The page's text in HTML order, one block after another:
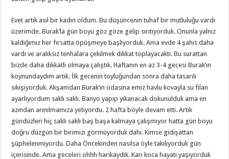
Evet artık asıl bir kadın oldum. Bu düşüncenin tuhaf bir mutluluğu vardı
üzerimde. Burak’la gün boyu göz göze gelip sırıtıyorduk. Onunla yalnız
kaldığımız her fırsatta öpüşmeye başlıyorduk. Ama evde 4 şahıs daha
vardı ve aralıksız tenhalara çekilmek dikkat toplayacaktı. Bu surattan
bizde daha dikkatli olmaya çalıştık. Haftanın en az 3-4 gecesi Burak’ın
koynundaydım artık. İlk gecenin toyluğundan sonra daha tasarılı
sikişiyorduk. Akşamdan Burak’ın odasına emiz havlu kovayla su filan
ayarlıyordum saklı saklı. Banyo yapıp yıkanacak dokunulduk ama en
azından arınılmamıza yetiyordu. 2 hafta böyle devam etti. Artık
gündüzleri hiç saklı saklı baş başa kalmaya çalışmıyor hatta gün boyu
doğru düzgün bir birimizi görmüyorduk dahi. Kimse gidişattan
şüphelenmiyordu. Daha Öncekinden nasılsa öyle takılıyorduk gün
içerisinde. Ama geceleri ohhh harikaydık. Karı koca hayatı yaşıyorduk